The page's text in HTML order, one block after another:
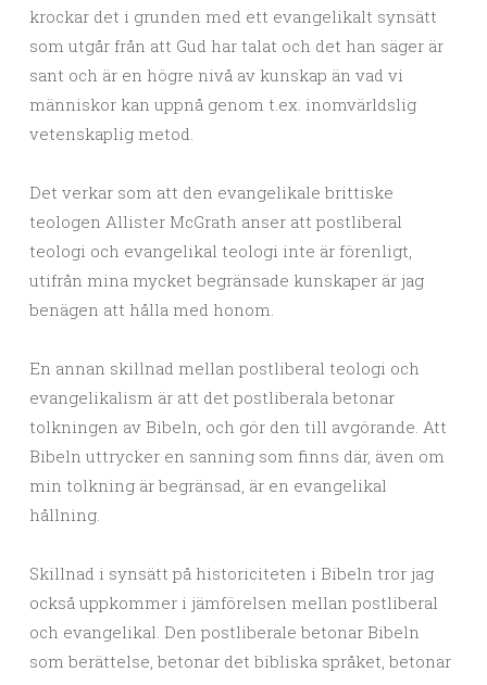
krockar det i grunden med ett evangelikalt synsätt
som utgår från att Gud har talat och det han säger är
sant och är en högre nivå av kunskap än vad vi
människor kan uppnå genom t.ex. inomvärldslig
vetenskaplig metod.
Det verkar som att den evangelikale brittiske
teologen Allister McGrath anser att postliberal
teologi och evangelikal teologi inte är förenligt,
utifrån mina mycket begränsade kunskaper är jag
benägen att hålla med honom.
En annan skillnad mellan postliberal teologi och
evangelikalism är att det postliberala betonar
tolkningen av Bibeln, och gör den till avgörande. Att
Bibeln uttrycker en sanning som finns där, även om
min tolkning är begränsad, är en evangelikal
hållning.
Skillnad i synsätt på historiciteten i Bibeln tror jag
också uppkommer i jämförelsen mellan postliberal
och evangelikal. Den postliberale betonar Bibeln
som berättelse, betonar det bibliska språket, betonar